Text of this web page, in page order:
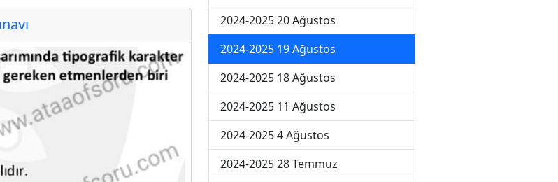
2024-2025 20 Ağustos
2024-2025 19 Ağustos
2024-2025 18 Ağustos
2024-2025 11 Ağustos
2024-2025 4 Ağustos
2024-2025 28 Temmuz